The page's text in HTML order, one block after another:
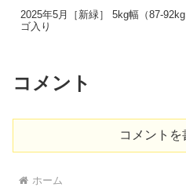
2025年5月［新緑］ 5kg幅（87-
ゴ入り
コメント
コメントを
ホーム